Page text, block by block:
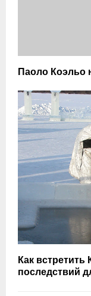
Паоло Коэльо
Как
последствий